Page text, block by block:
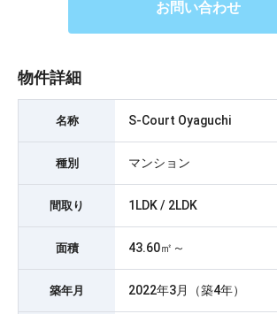
お問い合わせ
物件詳細
名称 S-Court Oyaguchi
種別 マンション
間取り 1LDK / 2LDK
面積 43.60㎡～
築年月 2022年3月（築4年）